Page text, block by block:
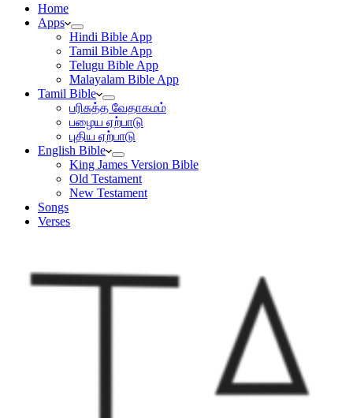
Home
Apps
Hindi Bible App
Tamil Bible App
Telugu Bible App
Malayalam Bible App
Tamil Bible
பரிசுத்த வேதாகமம்
பழைய ஏற்பாடு
புதிய ஏற்பாடு
English Bible
King James Version Bible
Old Testament
New Testament
Songs
Verses